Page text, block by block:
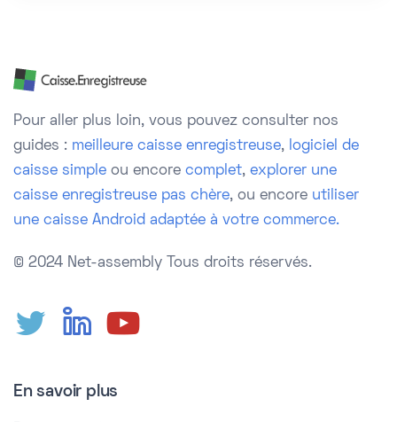
Pour aller plus loin, vous pouvez consulter nos
guides : meilleure caisse enregistreuse, logiciel de
caisse simple ou encore complet, explorer une
caisse enregistreuse pas chère, ou encore utiliser
une caisse Android adaptée à votre commerce.
© 2024 Net-assembly Tous droits réservés.
En savoir plus